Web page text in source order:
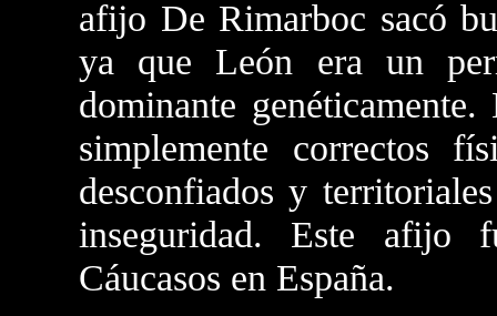
afijo De Rimarboc sacó
ya que León era un
dominante
simplemente correctos
desconfiados y
inseguridad. Este afijo
Cáucasos en España.